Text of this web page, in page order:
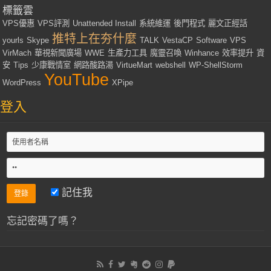
標籤雲
VPS優惠 VPS評測 Unattended Install 系統維運 後門程式 麗文正經話
yourls Skype 推特上在夯什麼 TALK VestaCP Software VPS
VirMach 華視新聞廣場 WWE 生產力工具 魔靈召喚 Winhance 效率提升 資
安 Tips 少康戰情室 網路酸路湯 VirtueMart webshell WP-ShellStorm
WordPress YouTube XPipe
登入
記住我
忘記密碼了嗎？